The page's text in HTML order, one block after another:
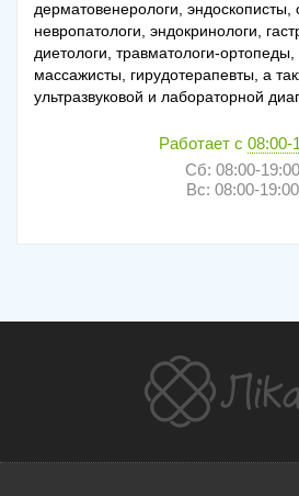
дерматовенерологи, эндоскописты,
невропатологи, эндокринологи,
диетологи, травматологи-ортопеды,
массажисты, гирудотерапевты, а
ультразвуковой и лабораторной
Работает с 08:00-
Сб: 08:00-19:00
Вс: 08:00-19:00